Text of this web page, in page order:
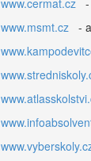
www.cermat.cz -
www.msmt.cz -